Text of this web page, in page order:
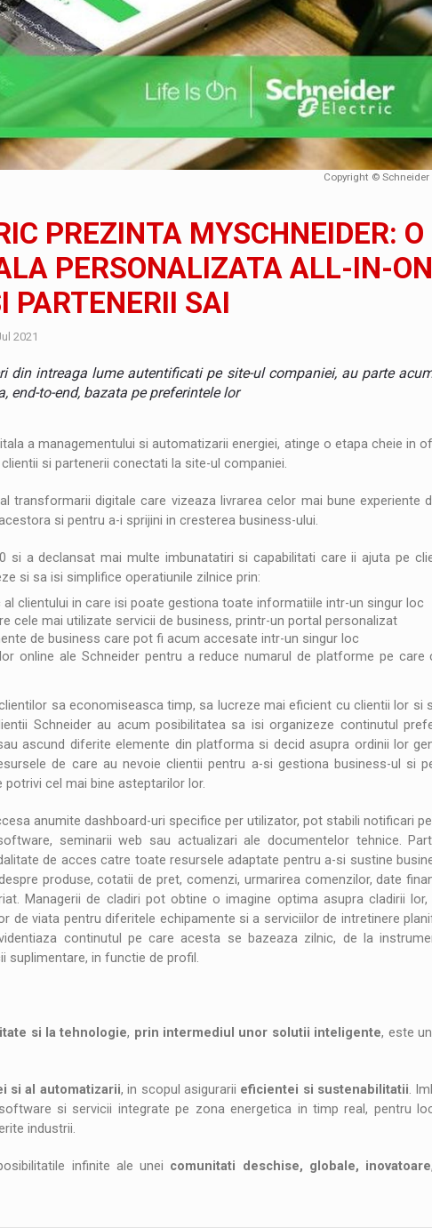
BEING THE MOST DIGITALIZED WHOLESALER IN ROMANIA
2026, fueled by benzinariile RO concept OSCAR – peste 500 de participanti
si echipa de management a Pall-Ex, liderul pietei de transport paletizat
CINCILEA MEMBRU AL FAMILIEI: RANGE ROVER GT
Romania
of Protein Demand
Copyright © Schneider
PREZINTA MYSCHNEIDER: O
PERSONALIZATA ALL-IN-
PARTENERII SAI
2021
din intreaga lume autentificati pe site-ul companiei, au parte
end-to-end, bazata pe preferintele lor
a managementului si automatizarii energiei, atinge o etapa cheie in
si partenerii conectati la site-ul companiei.
transformarii digitale care vizeaza livrarea celor mai bune experiente
si pentru a-i sprijini in cresterea business-ului.
si a declansat mai multe imbunatatiri si capabilitati care ii ajuta pe
si sa isi simplifice operatiunile zilnice prin:
al clientului in care isi poate gestiona toate informatiile intr-un singur loc
cele mai utilizate servicii de business, printr-un portal personalizat
de business care pot fi acum accesate intr-un singur loc
online ale Schneider pentru a reduce numarul de platforme pe care
sa economiseasca timp, sa lucreze mai eficient cu clientii lor si
Schneider au acum posibilitatea sa isi organizeze continutul
ascund diferite elemente din platforma si decid asupra ordinii lor
de care au nevoie clientii pentru a-si gestiona business-ul si
cel mai bine asteptarilor lor.
anumite dashboard-uri specifice per utilizator, pot stabili notificari
seminarii web sau actualizari ale documentelor tehnice.
de acces catre toate resursele adaptate pentru a-si sustine
produse, cotatii de pret, comenzi, urmarirea comenzilor, date
Managerii de cladiri pot obtine o imagine optima asupra cladirii lor,
de viata pentru diferitele echipamente si a serviciilor de intretinere
continutul pe care acesta se bazeaza zilnic, de la
suplimentare, in functie de profil.
si la tehnologie, prin intermediul unor solutii inteligente, este
si al automatizarii, in scopul asigurarii eficientei si sustenabilitatii.
si servicii integrate pe zona energetica in timp real, pentru
industrii.
infinite ale unei comunitati deschise, globale, inovatoare